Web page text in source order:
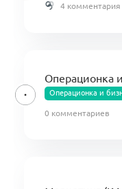
4 комментария
Операционка
Операционка и
0 комментариев